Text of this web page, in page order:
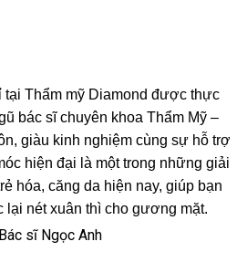
tại Thẩm mỹ Diamond được thực
bác sĩ chuyên khoa Thẩm Mỹ –
giàu kinh nghiệm cùng sự hỗ trợ
hiện đại là một trong những giải
hóa, căng da hiện nay, giúp bạn
lại nét xuân thì cho gương mặt.